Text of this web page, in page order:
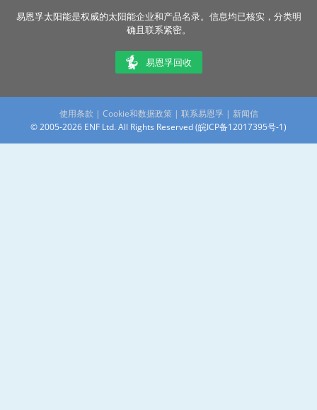
易恩孚太阳能是权威的太阳能企业和产品名录。信息均已核实，分类明
确且联系紧密。
易恩孚回收
使用条款 | Cookie和数据政策| 联系易恩孚 | 新闻信
© 2005-2026 ENF Ltd. All Rights Reserved (皖ICP备12017395号-1)